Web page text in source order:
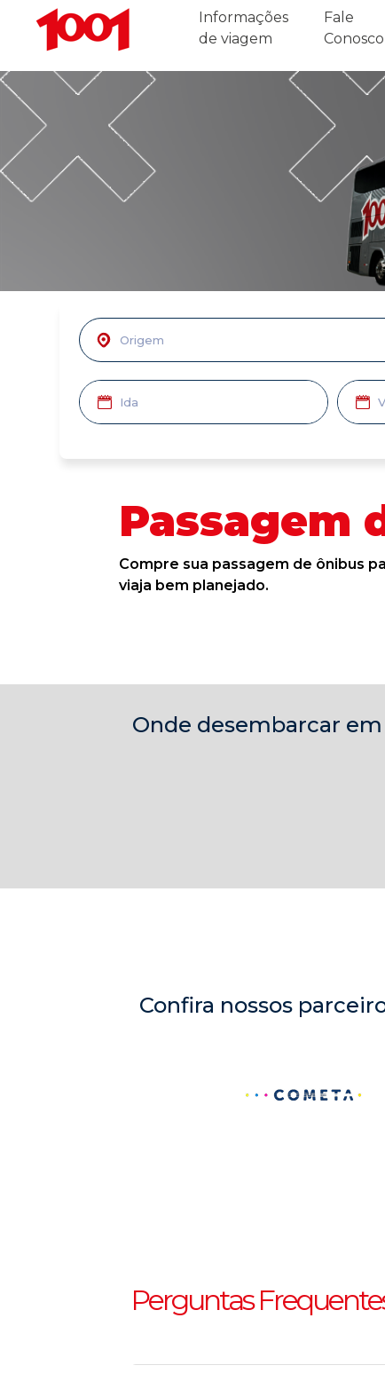
Informações
de viagem
Fale
Conosco
De:
Cidade,
estação
Passagem
Compre sua passagem de ônibus
viaja bem planejado.
Onde desembarcar
Confira nossos
Perguntas